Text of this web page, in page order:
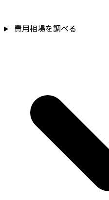
費用相場を調べる